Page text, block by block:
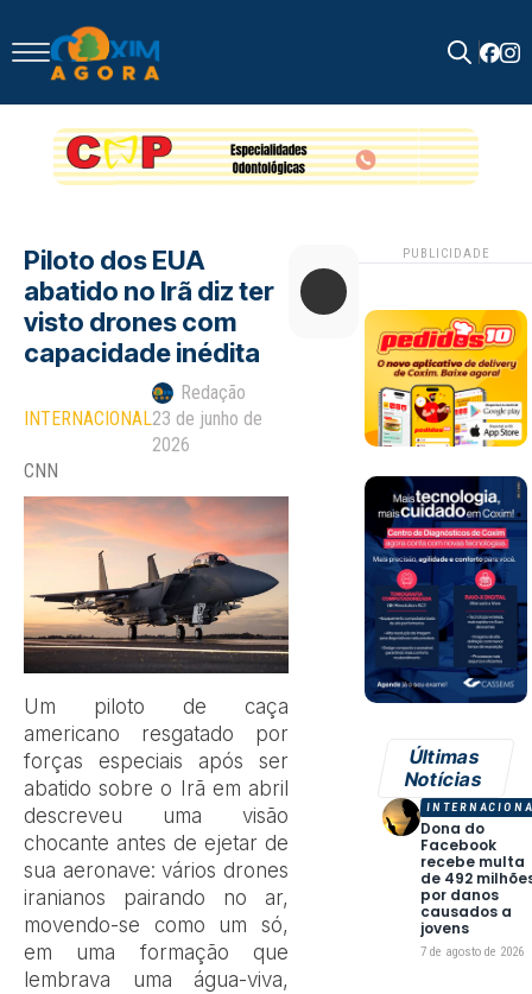
for:
Piloto dos EUA
abatido no Irã diz ter
visto drones com
capacidade inédita
INTERNACIONAL
Redação
23 de junho de
2026
CNN
Um piloto de caça
americano resgatado por
forças especiais após ser
abatido sobre o Irã em abril
descreveu uma visão
chocante antes de ejetar de
sua aeronave: vários drones
iranianos pairando no ar,
movendo-se como um só,
em uma formação que
lembrava uma água-viva,
PUBLICIDADE
Últimas
Notícias
Dona do
Facebook
recebe multa
de 492
por danos
causados a
jovens
7 de agosto de 2026